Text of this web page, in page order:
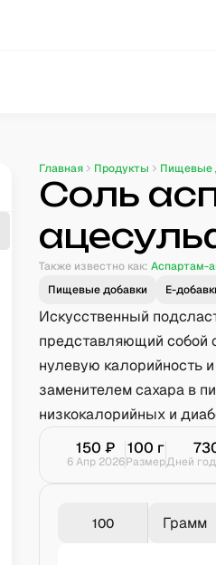
Главная Продукты Пищевые
Соль
Также известно как: Аспартам-
Пищевые добавки
E-
Искусственный
представляющий собой
нулевую калорийность
заменителем сахара в
низкокалорийных и
150 ₽
6 Апр 2026
100 г
РазмерДней
Грамм